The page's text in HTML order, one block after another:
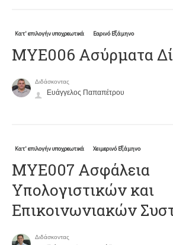
Κατ' επιλογήν υποχρεωτικά Εαρινό Εξάμηνο
ΜΥΕ006 Ασύρματα
Διδάσκοντας
Ευάγγελος Παπαπέτρου
Κατ' επιλογήν υποχρεωτικά Χειμερινό Εξάμηνο
ΜΥΕ007 Ασφάλεια
Υπολογιστικών και
Επικοινωνιακών
Διδάσκοντας